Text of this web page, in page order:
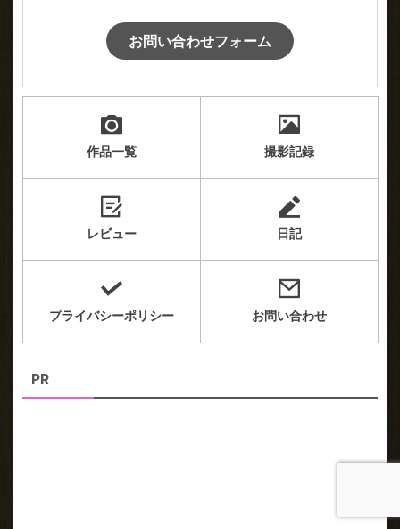
お問い合わせフォーム
作品一覧 撮影記録
レビュー 日記
プライバシーポリシー お問い合わせ
PR